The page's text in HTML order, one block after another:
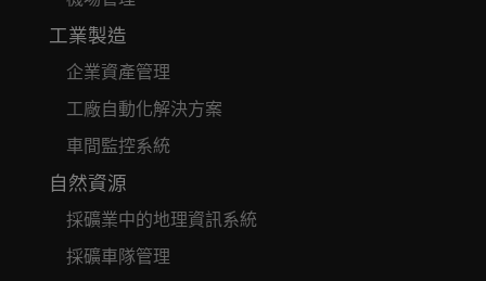
工業製造
企業資產管理
工廠自動化解決方案
車間監控系統
自然資源
採礦業中的地理資訊系統
採礦車隊管理